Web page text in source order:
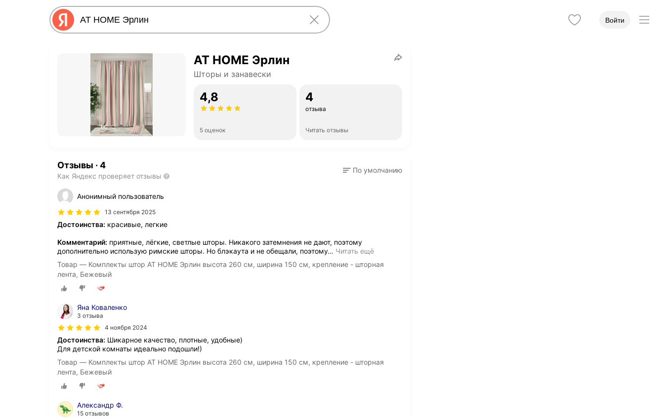
Войти
AT HOME Эрлин
Шторы и занавески
4,8
5 оценок
4
отзыва
Читать отзывы
Отзывы · 4
Как Яндекс проверяет отзывы
По умолчанию
Анонимный пользователь
13 сентября 2025
Достоинства: красивые, легкие
Комментарий: приятные, лёгкие, светлые шторы. Никакого затемнения не дают, поэтому
дополнительно использую римские шторы. Но блэкаута и не обещали, поэтому… Читать ещё
Товар — Комплекты штор AT HOME Эрлин высота 260 см, ширина 150 см, крепление - шторная
лента, Бежевый
Яна Коваленко
3 отзыва
4 ноября 2024
Достоинства: Шикарное качество, плотные, удобные)
Для детской комнаты идеально подошли!)
Товар — Комплекты штор AT HOME Эрлин высота 260 см, ширина 150 см, крепление - шторная
лента, Бежевый
Александр Ф.
15 отзывов